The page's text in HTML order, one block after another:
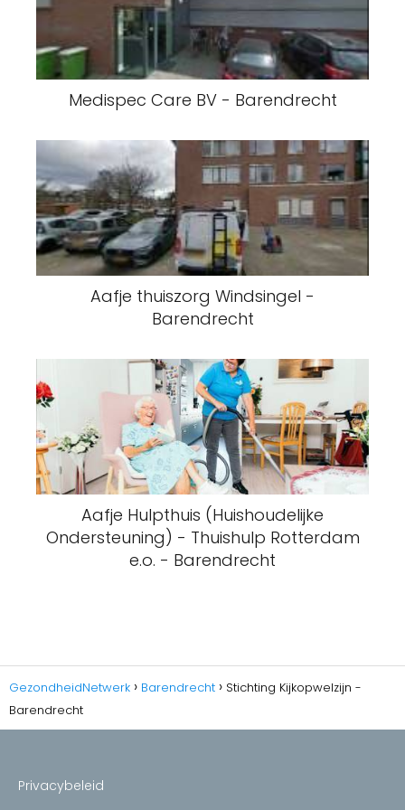
Medispec Care BV - Barendrecht
Aafje thuiszorg Windsingel -
Barendrecht
Aafje Hulpthuis (Huishoudelijke
Ondersteuning) - Thuishulp Rotterdam
e.o. - Barendrecht
GezondheidNetwerk Barendrecht
Stichting Kijkopwelzijn -
Barendrecht
Privacybeleid